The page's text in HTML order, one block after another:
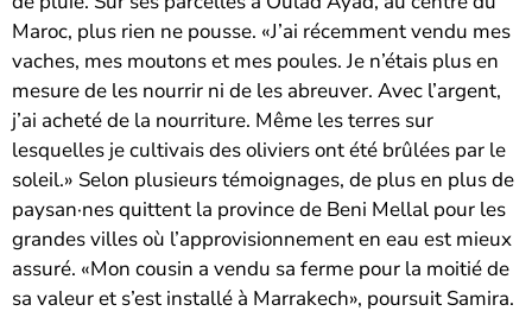
Maroc, plus rien ne pousse. «J’ai récemment vendu mes
vaches, mes moutons et mes poules. Je n’étais plus en
mesure de les nourrir ni de les abreuver. Avec l’argent,
j’ai acheté de la nourriture. Même les terres sur
lesquelles je cultivais des oliviers ont été brûlées par le
soleil.» Selon plusieurs témoignages, de plus en plus de
paysan·nes quittent la province de Beni Mellal pour les
grandes villes où l’approvisionnement en eau est mieux
assuré. «Mon cousin a vendu sa ferme pour la moitié de
sa valeur et s’est installé à Marrakech», poursuit Samira.